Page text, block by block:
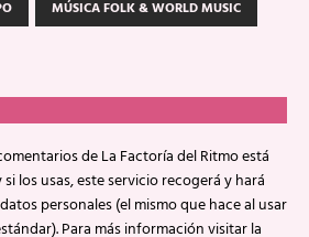
MÚSICA FOLK & WORLD MUSIC
de La Factoría del Ritmo está
los usas, este servicio recogerá y hará
personales (el mismo que hace al usar
Para más información visitar la